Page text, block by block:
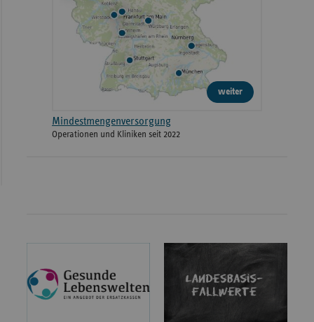
weiter
Mindestmengenversorgung
Operationen und Kliniken seit 2022